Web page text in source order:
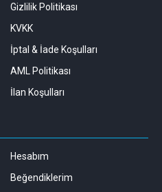
Gizlilik Politikası
KVKK
İptal & İade Koşulları
AML Politikası
İlan Koşulları
Hesabım
Beğendiklerim